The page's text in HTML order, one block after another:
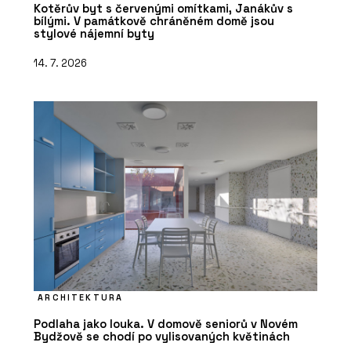
Kotěrův byt s červenými omítkami, Janákův s
bílými. V památkově chráněném domě jsou
stylové nájemní byty
14. 7. 2026
ARCHITEKTURA
Podlaha jako louka. V domově seniorů v Novém
Bydžově se chodí po vylisovaných květinách